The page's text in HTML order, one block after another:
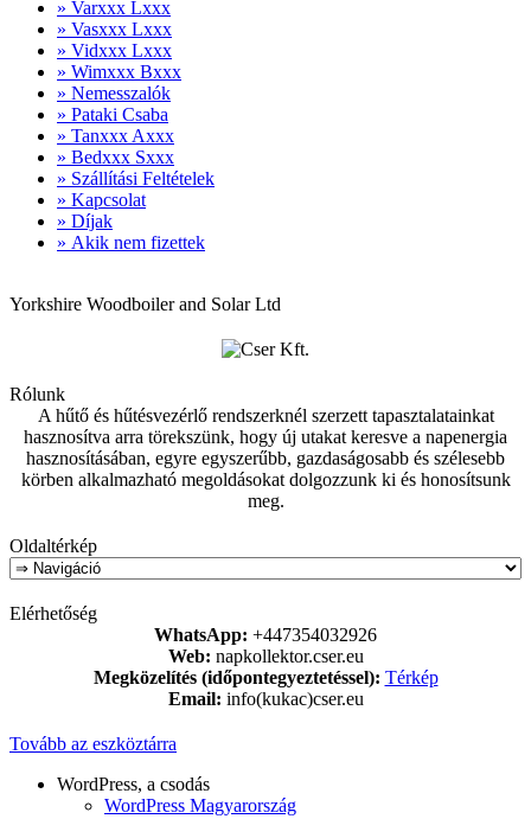
» Varxxx Lxxx
» Vasxxx Lxxx
» Vidxxx Lxxx
» Wimxxx Bxxx
» Nemesszalók
» Pataki Csaba
» Tanxxx Axxx
» Bedxxx Sxxx
» Szállítási Feltételek
» Kapcsolat
» Díjak
» Akik nem fizettek
Yorkshire Woodboiler and Solar Ltd
Rólunk
A hűtő és hűtésvezérlő rendszerknél szerzett tapasztalatainkat
hasznosítva arra törekszünk, hogy új utakat keresve a napenergia
hasznosításában, egyre egyszerűbb, gazdaságosabb és szélesebb
körben alkalmazható megoldásokat dolgozzunk ki és honosítsunk
meg.
Oldaltérkép
Elérhetőség
WhatsApp: +447354032926
Web: napkollektor.cser.eu
Megközelítés (időpontegyeztetéssel): Térkép
Email: info(kukac)cser.eu
Tovább az eszköztárra
WordPress, a csodás
WordPress Magyarország